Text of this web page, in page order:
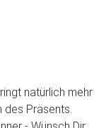
natürlich mehr
des Präsents.